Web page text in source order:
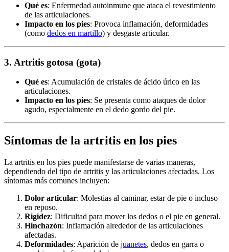
Qué es: Enfermedad autoinmune que ataca el revestimiento
de las articulaciones.
Impacto en los pies: Provoca inflamación, deformidades
(como dedos en martillo) y desgaste articular.
3. Artritis gotosa (gota)
Qué es: Acumulación de cristales de ácido úrico en las
articulaciones.
Impacto en los pies: Se presenta como ataques de dolor
agudo, especialmente en el dedo gordo del pie.
Síntomas de la artritis en los pies
La artritis en los pies puede manifestarse de varias maneras,
dependiendo del tipo de artritis y las articulaciones afectadas. Los
síntomas más comunes incluyen:
Dolor articular: Molestias al caminar, estar de pie o incluso
en reposo.
Rigidez: Dificultad para mover los dedos o el pie en general.
Hinchazón: Inflamación alrededor de las articulaciones
afectadas.
Deformidades: Aparición de juanetes, dedos en garra o